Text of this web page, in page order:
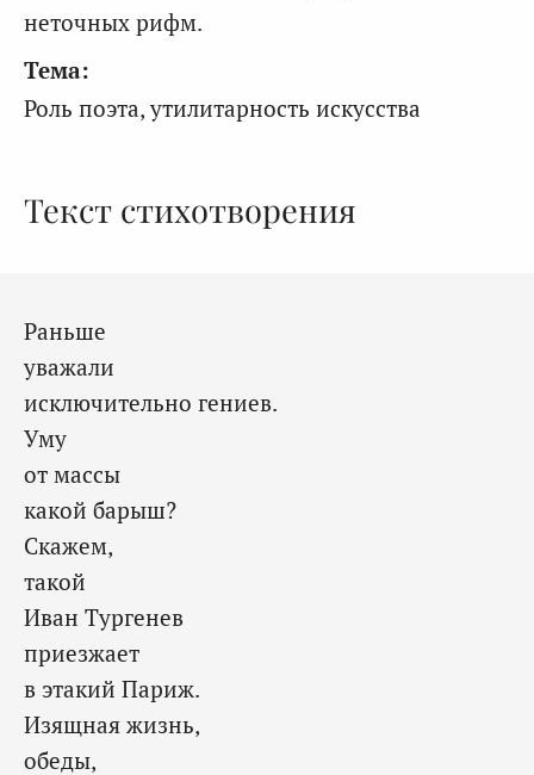
неточных рифм.
Тема:
Роль поэта, утилитарность искусства
Текст стихотворения
Раньше
уважали
исключительно гениев.
Уму
от массы
какой барыш?
Скажем,
такой
Иван Тургенев
приезжает
в этакий Париж.
Изящная жизнь,
обеды,